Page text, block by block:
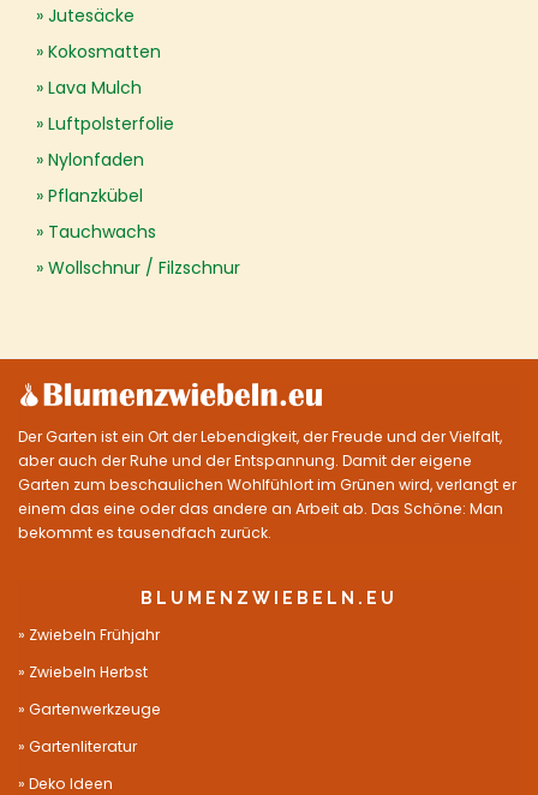
Jutesäcke
Kokosmatten
Lava Mulch
Luftpolsterfolie
Nylonfaden
Pflanzkübel
Tauchwachs
Wollschnur / Filzschnur
Der Garten ist ein Ort der Lebendigkeit, der Freude und der Vielfalt,
aber auch der Ruhe und der Entspannung. Damit der eigene
Garten zum beschaulichen Wohlfühlort im Grünen wird, verlangt er
einem das eine oder das andere an Arbeit ab. Das Schöne: Man
bekommt es tausendfach zurück.
BLUMENZWIEBELN.EU
Zwiebeln Frühjahr
Zwiebeln Herbst
Gartenwerkzeuge
Gartenliteratur
Deko Ideen